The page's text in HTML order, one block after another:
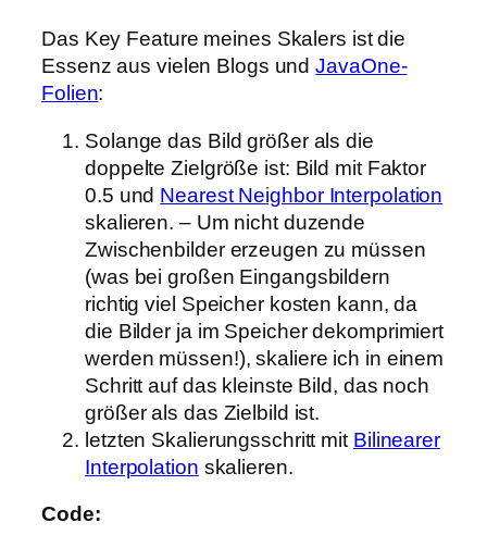
Das Key Feature meines Skalers ist die
Essenz aus vielen Blogs undJavaOne-
Folien:
Solange das Bild größer als die
doppelte Zielgröße ist: Bild mit Faktor
0.5 und Nearest Neighbor Interpolation
skalieren. – Um nicht duzende
Zwischenbilder erzeugen zu müssen
(was bei großen Eingangsbildern
richtig viel Speicher kosten kann, da
die Bilder ja im Speicher dekomprimiert
werden müssen!), skaliere ich in einem
Schritt auf das kleinste Bild, das noch
größer als das Zielbild ist.
letzten Skalierungsschritt mit Bilinearer
Interpolation skalieren.
Code: